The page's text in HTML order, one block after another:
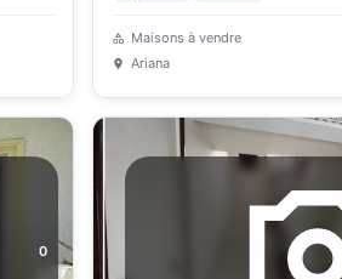
Maisons à vendre
Ariana
0